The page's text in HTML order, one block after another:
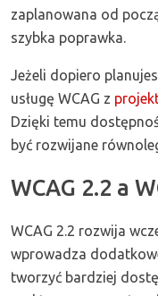
zaplanowana od
szybka poprawka.
Jeżeli dopiero
usługę WCAG z
Dzięki temu
być rozwijane
WCAG 2.2 a
WCAG 2.2 rozwija
wprowadza
tworzyć bardziej